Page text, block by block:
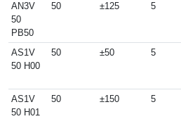
AN3V
50
PB50
50 ±125 5
AS1V
50 H00
50 ±50 5
AS1V
50 H01
50 ±150 5